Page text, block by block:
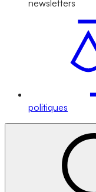
newsletters
politiques